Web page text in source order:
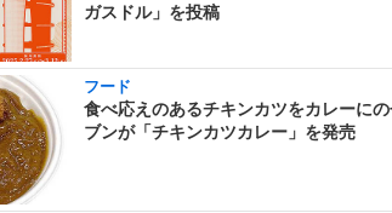
ガスドル」を投稿
フード
食べ応えのあるチキンカツをカレーに
ブンが「チキンカツカレー」を発売